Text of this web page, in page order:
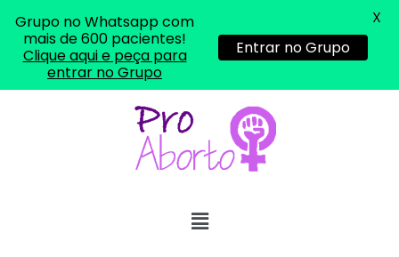
Grupo no Whatsapp com
mais de 600 pacientes!
Clique aqui e peça para
entrar no Grupo
Entrar no Grupo
X